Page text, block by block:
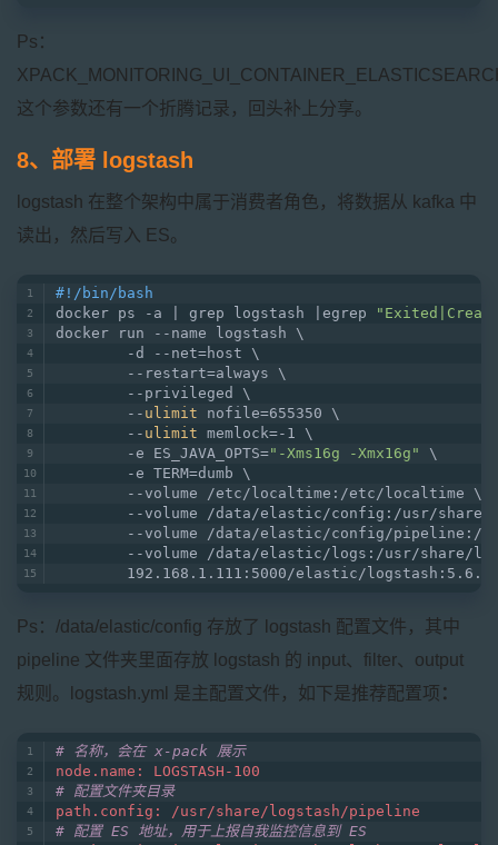
Ps：
这个参数还有一个折腾记录，回头补上分享。
8、部署 logstash
logstash 在整个架构中属于消费者角色，将数据从 kafka 中
读出，然后写入 ES。
#!/bin/bash
docker ps -a | grep logstash |egrep
docker run --name logstash \
        -d --net=host \
        --restart=always \
        --privileged \
        --
ulimit nofile=655350 \
        --
ulimit memlock=-1 \
        -e ES_JAVA_OPTS=
"-Xms16g -Xmx16g"
\
        -e TERM=dumb \
        --volume /etc/localtime:/etc/localtime \
--volume /data/elastic/config:/usr/share/
--volume /data/elastic/config/pipeline:/
--volume /data/elastic/logs:/usr/share/
        192.168.1.111:5000/elastic/logstash:5.6.8
Ps：/data/elastic/config 存放了 logstash 配置文件，其中
pipeline 文件夹里面存放 logstash 的 input、filter、output
规则。logstash.yml 是主配置文件，如下是推荐配置项 ：
# 名称，会在 x-pack 展示
node.name: LOGSTASH-100
# 配置文件夹目录
path.config: /usr/share/logstash/pipeline
# 配置 ES 地址，用于上报自我监控信息到 ES